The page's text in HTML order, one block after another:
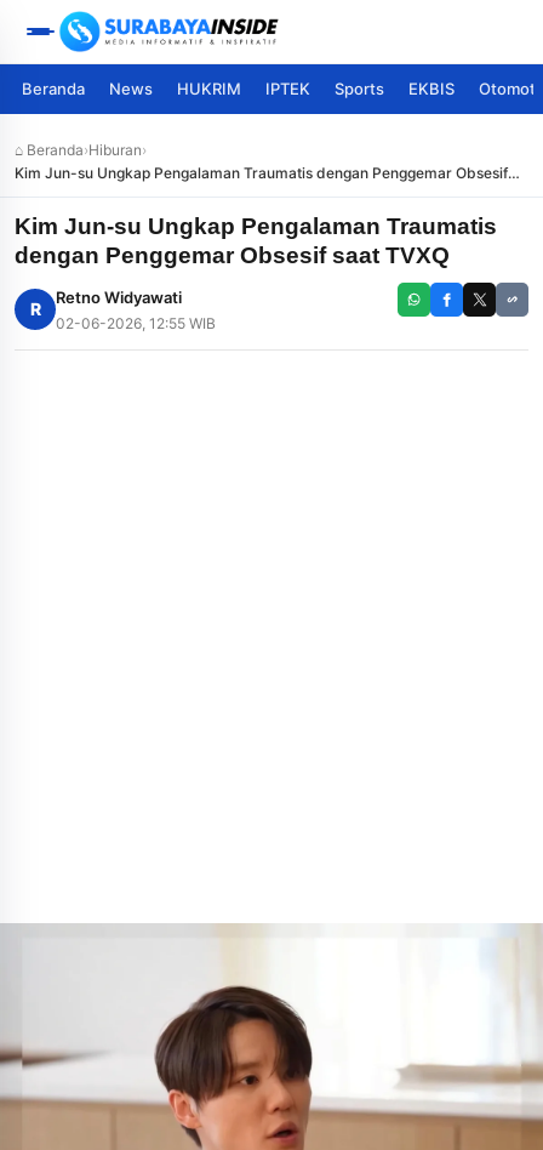
Beranda News HUKRIM IPTEK Sports EKBIS
⌂ Beranda›Hiburan›
Kim Jun-su Ungkap Pengalaman Traumatis dengan Penggemar Obsesif
saat TVXQ
Kim Jun-su Ungkap Pengalaman Traumatis
dengan Penggemar Obsesif saat TVXQ
R
Retno Widyawati
02-06-2026, 12:55 WIB